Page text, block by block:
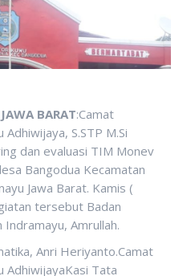
BARAT:Camat
S.STP M.Si
dan evaluasi TIM Monev
Bangodua Kecamatan
Jawa Barat. Kamis (
tersebut Badan
Amrullah.
Anri Heriyanto.Camat
AdhiwijayaKasi Tata